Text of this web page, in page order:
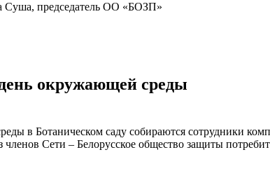
ОО «БОЗП»
окружающей среды
в Ботаническом саду собираются сотрудники
Сети – Белорусское общество защиты